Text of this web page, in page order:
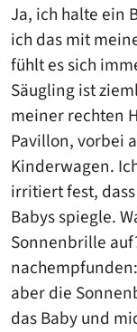
Ja, ich halte ein
ich das mit
fühlt es sich
Säugling ist
meiner rechten
Pavillon, vorbei
Kinderwagen.
irritiert fest,
Babys spiegle.
Sonnenbrille
aber die
das Baby und